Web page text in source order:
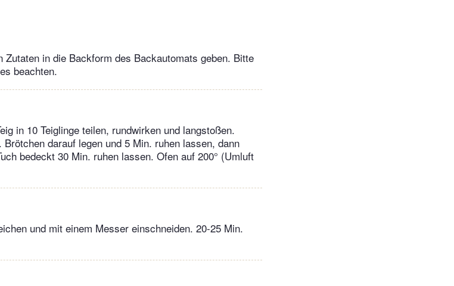
in die Backform des Backautomats geben. Bitte
beachten.
in 10 Teiglinge teilen, rundwirken und langstoßen.
darauf legen und 5 Min. ruhen lassen, dann
bedeckt 30 Min. ruhen lassen. Ofen auf 200° (Umluft
und mit einem Messer einschneiden. 20-25 Min.